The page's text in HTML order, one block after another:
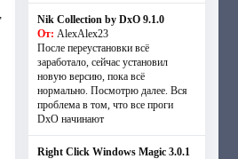
Nik Collection by DxO 9.1.0
От: AlexAlex23
После переустановки всё
заработало, сейчас установил
новую версию, пока всё
нормально. Посмотрю далее. Вся
проблема в том, что все проги
DxO начинают
Right Click Windows Magic 3.0.1